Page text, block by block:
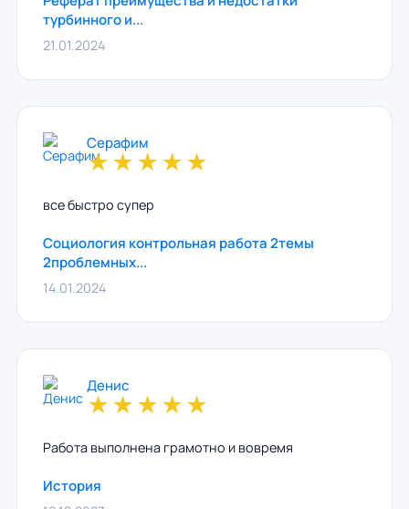
турбинного и...
21.01.2024
Серафим
★★★★★
все быстро супер
Социология контрольная работа 2темы
2проблемных...
14.01.2024
Денис
★★★★★
Работа выполнена грамотно и вовремя
История